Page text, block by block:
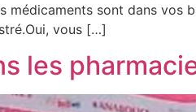
sont dans vos
vous […]
les